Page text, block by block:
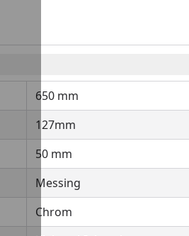
650 mm
127mm
50 mm
Messing
Chrom